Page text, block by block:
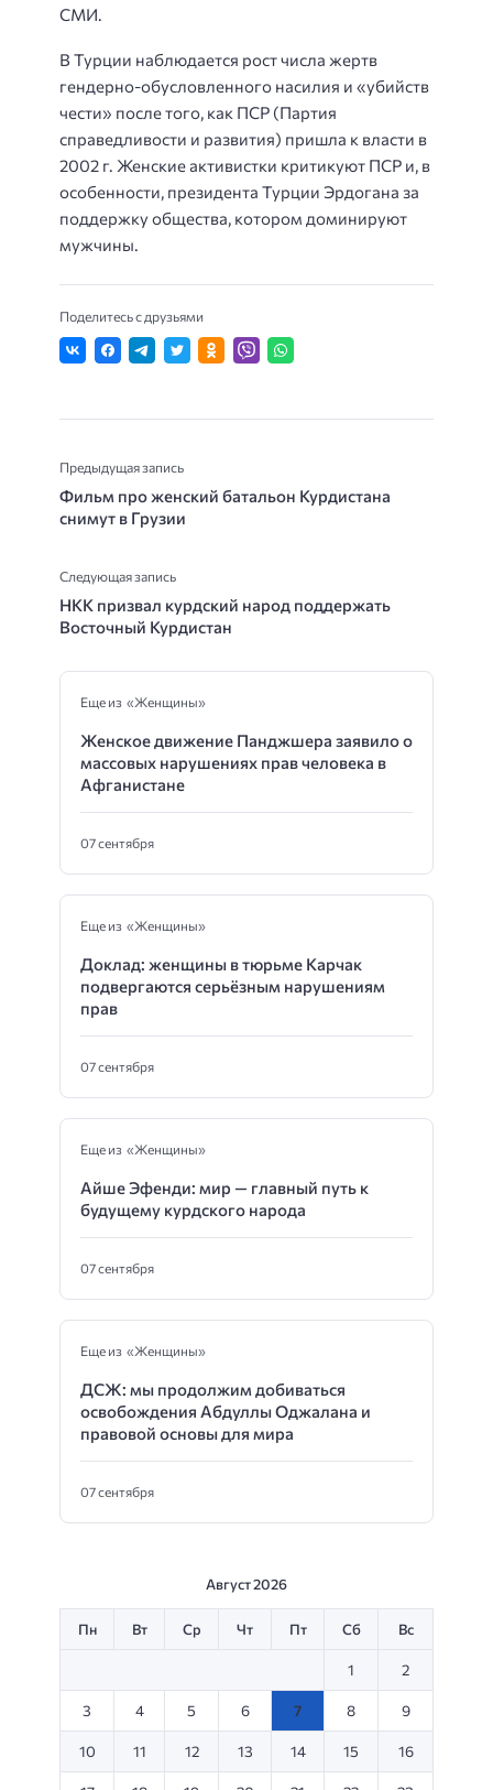
СМИ.
В Турции наблюдается рост числа жертв
гендерно-обусловленного насилия и «убийств
чести» после того, как ПСР (Партия
справедливости и развития) пришла к власти в
2002 г. Женские активистки критикуют ПСР и, в
особенности, президента Турции Эрдогана за
поддержку общества, котором доминируют
мужчины.
Поделитесь с друзьями
Предыдущая запись
Фильм про женский батальон Курдистана
снимут в Грузии
Следующая запись
НКК призвал курдский народ поддержать
Восточный Курдистан
Еще из «Женщины»
Женское движение Панджшера заявило о
массовых нарушениях прав человека в
Афганистане
07 сентября
Еще из «Женщины»
Доклад: женщины в тюрьме Карчак
подвергаются серьёзным нарушениям
прав
07 сентября
Еще из «Женщины»
Айше Эфенди: мир — главный путь к
будущему курдского народа
07 сентября
Еще из «Женщины»
ДСЖ: мы продолжим добиваться
освобождения Абдуллы Оджалана и
правовой основы для мира
07 сентября
Август 2026
Пн Вт Ср Чт Пт Сб Вс
1 2
3 4 5 6 7 8 9
10 11 12 13 14 15 16